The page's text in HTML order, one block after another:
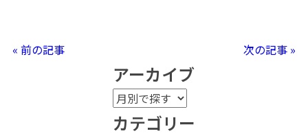
« 前の記事 次の記事 »
アーカイブ
カテゴリー